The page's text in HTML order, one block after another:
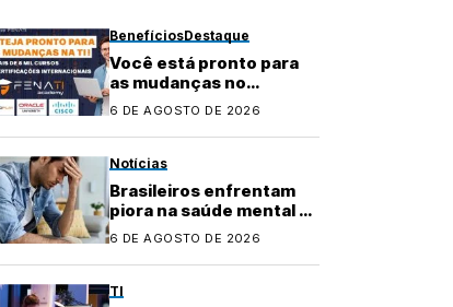
BenefíciosDestaque
Você está pronto para
as mudanças no
mercado de TI? Com a
se atualizar!
6 DE AGOSTO DE 2026
Notícias
Brasileiros enfrentam
piora na saúde mental e
buscam apoio na
6 DE AGOSTO DE 2026
TI